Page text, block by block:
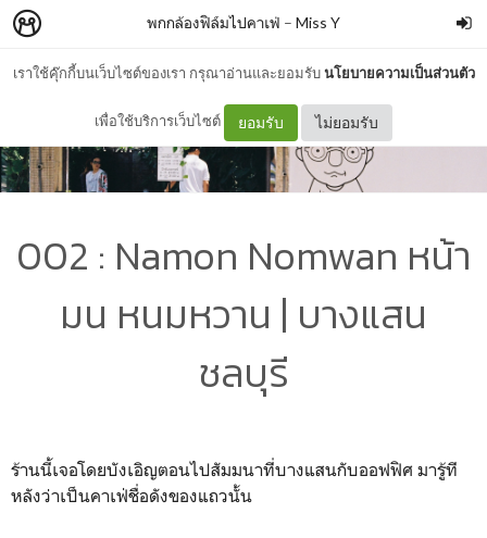
เราใช้คุ๊กกี้บนเว็บไซต์ของเรา กรุณาอ่านและยอมรับนโยบายความเป็นส่วนตัว
เพื่อใช้บริการเว็บไซต์ ยอมรับ ไม่ยอมรับ
พกกล้องฟิล์มไปคาเฟ่ – Miss Y
002 : Namon Nomwan หน้า
มน หนมหวาน | บางแสน
ชลบุรี
ร้านนี้เจอโดยบังเอิญตอนไปสัมมนาที่บางแสนกับออฟฟิศ มารู้ที
หลังว่าเป็นคาเฟ่ชื่อดังของแถวนั้น